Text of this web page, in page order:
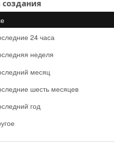
24 часа
неделя
месяц
шесть месяцев
год